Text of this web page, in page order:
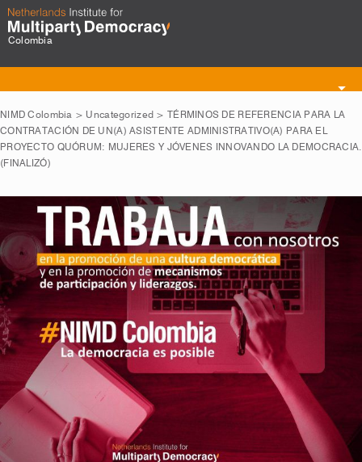
Colombia
Toggle
navigation
NIMD Colombia > Uncategorized >
TÉRMINOS DE REFERENCIA PARA LA
CONTRATACIÓN DE UN(A) ASISTENTE ADMINISTRATIVO(A) PARA EL
PROYECTO QUÓRUM: MUJERES Y JÓVENES INNOVANDO LA DEMOCRACIA.
(FINALIZÓ)